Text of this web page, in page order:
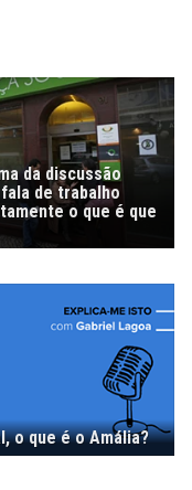
da discussão
de trabalho
o que é que
o que é o Amália?